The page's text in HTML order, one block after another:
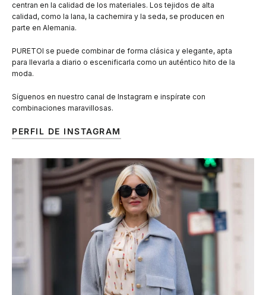
centran en la calidad de los materiales. Los tejidos de alta
calidad, como la lana, la cachemira y la seda, se producen en
parte en Alemania.
PURETOI se puede combinar de forma clásica y elegante, apta
para llevarla a diario o escenificarla como un auténtico hito de la
moda.
Síguenos en nuestro canal de Instagram e inspírate con
combinaciones maravillosas.
PERFIL DE INSTAGRAM